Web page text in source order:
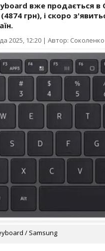
вже продається в
грн), і скоро
2025, 12:20 | Автор: Соколенко
/ Samsung